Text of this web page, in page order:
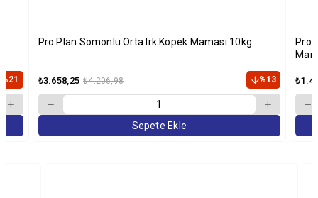
%21
Pro Plan Somonlu Orta Irk Köpek Maması 10kg
₺3.658,25 ₺4.206,98 %13
Sepete Ekle
Pro